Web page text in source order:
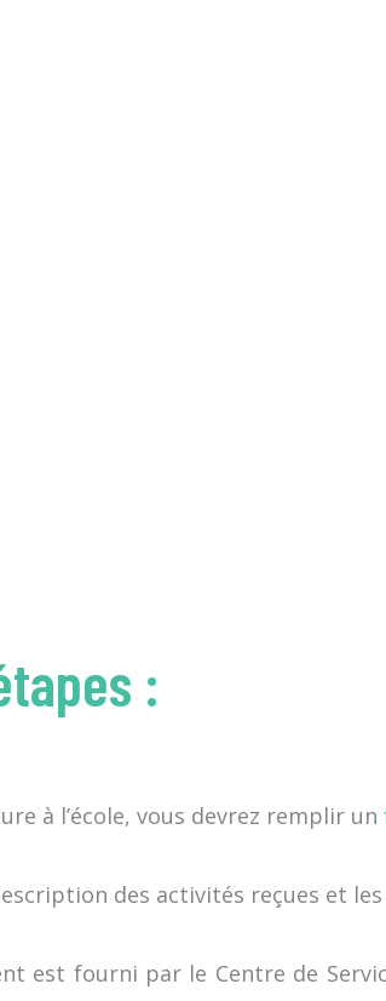
:
à l’école, vous devrez remplir un
des activités reçues et les
est fourni par le Centre de